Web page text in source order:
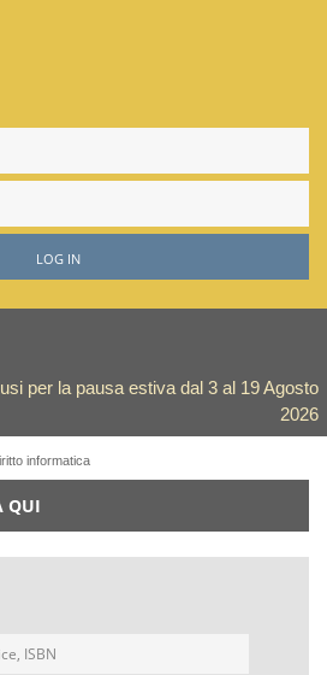
LOG IN
per la pausa estiva dal 3 al 19 Agosto
2026
informatica
QUI